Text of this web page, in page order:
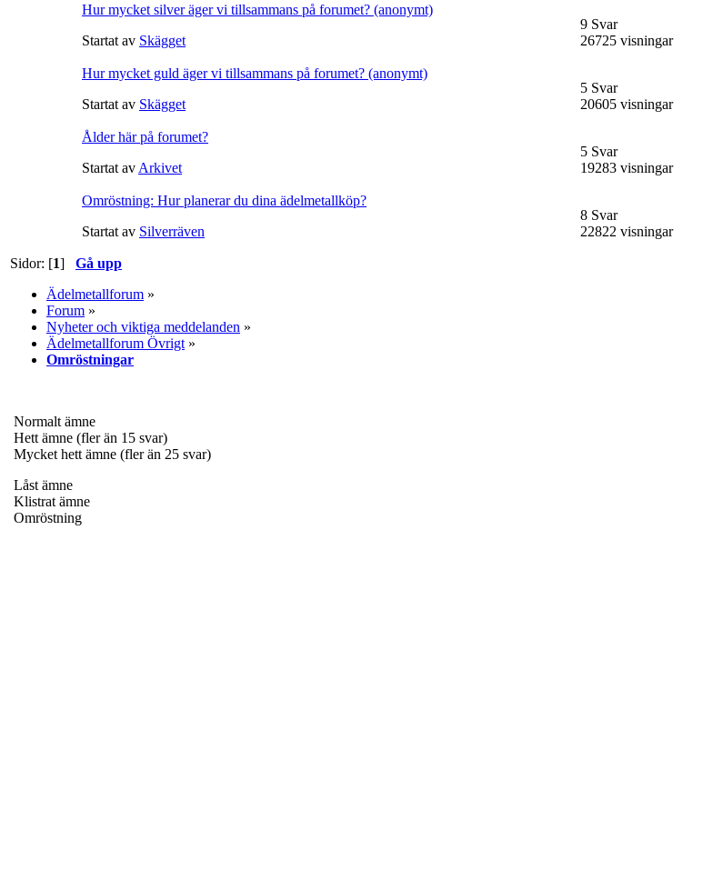
Hur mycket silver äger vi tillsammans på forumet? (anonymt)
Startat av Skägget
9 Svar
26725 visningar
Hur mycket guld äger vi tillsammans på forumet? (anonymt)
Startat av Skägget
5 Svar
20605 visningar
Ålder här på forumet?
Startat av Arkivet
5 Svar
19283 visningar
Omröstning: Hur planerar du dina ädelmetallköp?
Startat av Silverräven
8 Svar
22822 visningar
Sidor: [1] Gå upp
Ädelmetallforum »
Forum »
Nyheter och viktiga meddelanden »
Ädelmetallforum Övrigt »
Omröstningar
Normalt ämne
Hett ämne (fler än 15 svar)
Mycket hett ämne (fler än 25 svar)
Låst ämne
Klistrat ämne
Omröstning